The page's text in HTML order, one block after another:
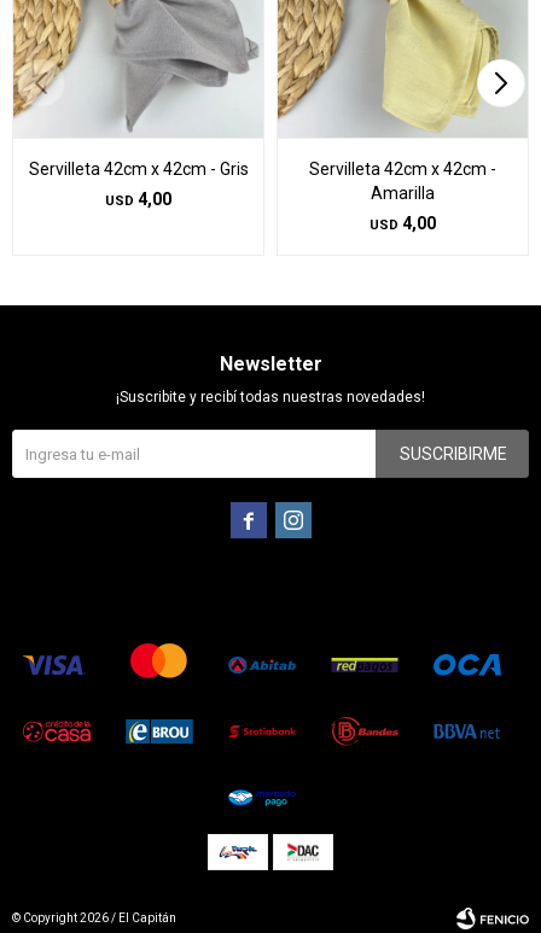
Servilleta 42cm x 42cm - Gris
USD 4,00
Servilleta 42cm x 42cm -
Amarilla
USD 4,00
Newsletter
¡Suscribite y recibí todas nuestras novedades!
SUSCRIBIRME
 
© Copyright 2026 / El Capitán